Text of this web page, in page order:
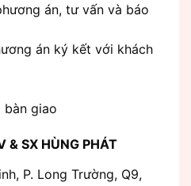
án, tư vấn và báo
án ký kết với khách
bàn giao
& SX HÙNG PHÁT
P. Long Trường, Q9,